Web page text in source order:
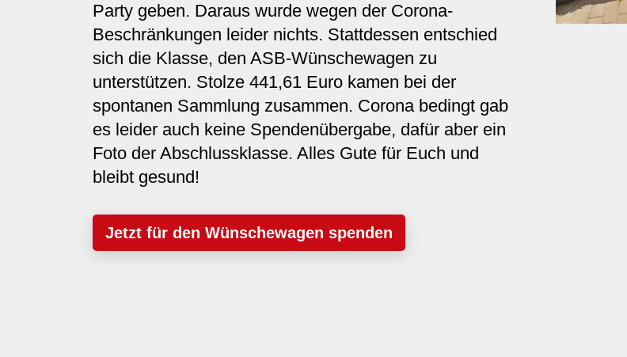
Party geben. Daraus wurde wegen der Corona-
Beschränkungen leider nichts. Stattdessen entschied
sich die Klasse, den ASB-Wünschewagen zu
unterstützen. Stolze 441,61 Euro kamen bei der
spontanen Sammlung zusammen. Corona bedingt gab
es leider auch keine Spendenübergabe, dafür aber ein
Foto der Abschlussklasse. Alles Gute für Euch und
bleibt gesund!
Jetzt für den Wünschewagen spenden